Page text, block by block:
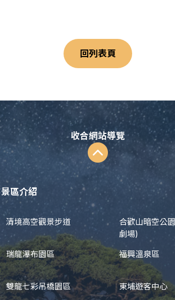
回列表頁
收合網站導覽
景區介紹
清境高空觀景步道
瑞龍瀑布園區
雙龍七彩吊橋園區
合歡山暗空公園
劇場)
福興溫泉區
東埔遊客中心